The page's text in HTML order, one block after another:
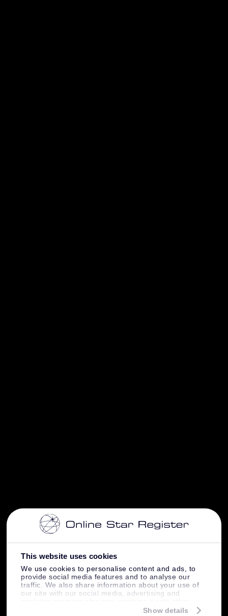
This website uses cookies
We use cookies to personalise content and ads, to
provide social media features and to analyse our
traffic. We also share information about your use of
our site with our social media, advertising and
information that you’ve provided to them or that
Show details